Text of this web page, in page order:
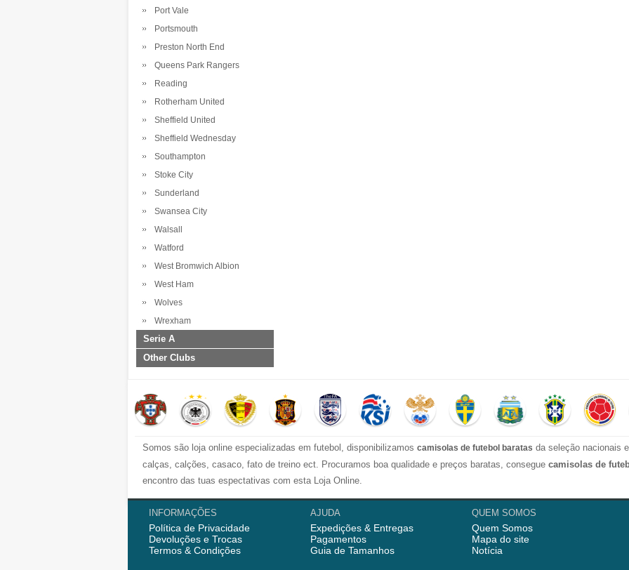
Port Vale
Portsmouth
Preston North End
Queens Park Rangers
Reading
Rotherham United
Sheffield United
Sheffield Wednesday
Southampton
Stoke City
Sunderland
Swansea City
Walsall
Watford
West Bromwich Albion
West Ham
Wolves
Wrexham
Serie A
Other Clubs
Somos são loja online especializadas em futebol, disponibilizamos camisolas de futebol baratas da seleção nacionais
calças, calções, casaco, fato de treino ect. Procuramos boa qualidade e preços baratas, consegue camisolas de
encontro das tuas espectativas com esta Loja Online.
Nós semrpe fornecemod camisola de futebol com alta qualidade para os fãs, então temos camisolas mulher,
començou vendedocamisolas de futeboldos clubes, como Benfica, Porto da Liga Portuguesa, Real Madrid,
AC Milao e mais. Ainda fornecemos fato de treino, camisola treino, calças treino e calções de futebol, aqui nós temos
INFORMAÇÕES
Política de Privacidade
Devoluções e Trocas
Termos & Condições
AJUDA
Expedições & Entregas
Pagamentos
Guia de Tamanhos
QUEM SOMOS
Quem Somos
Mapa do site
Notícia